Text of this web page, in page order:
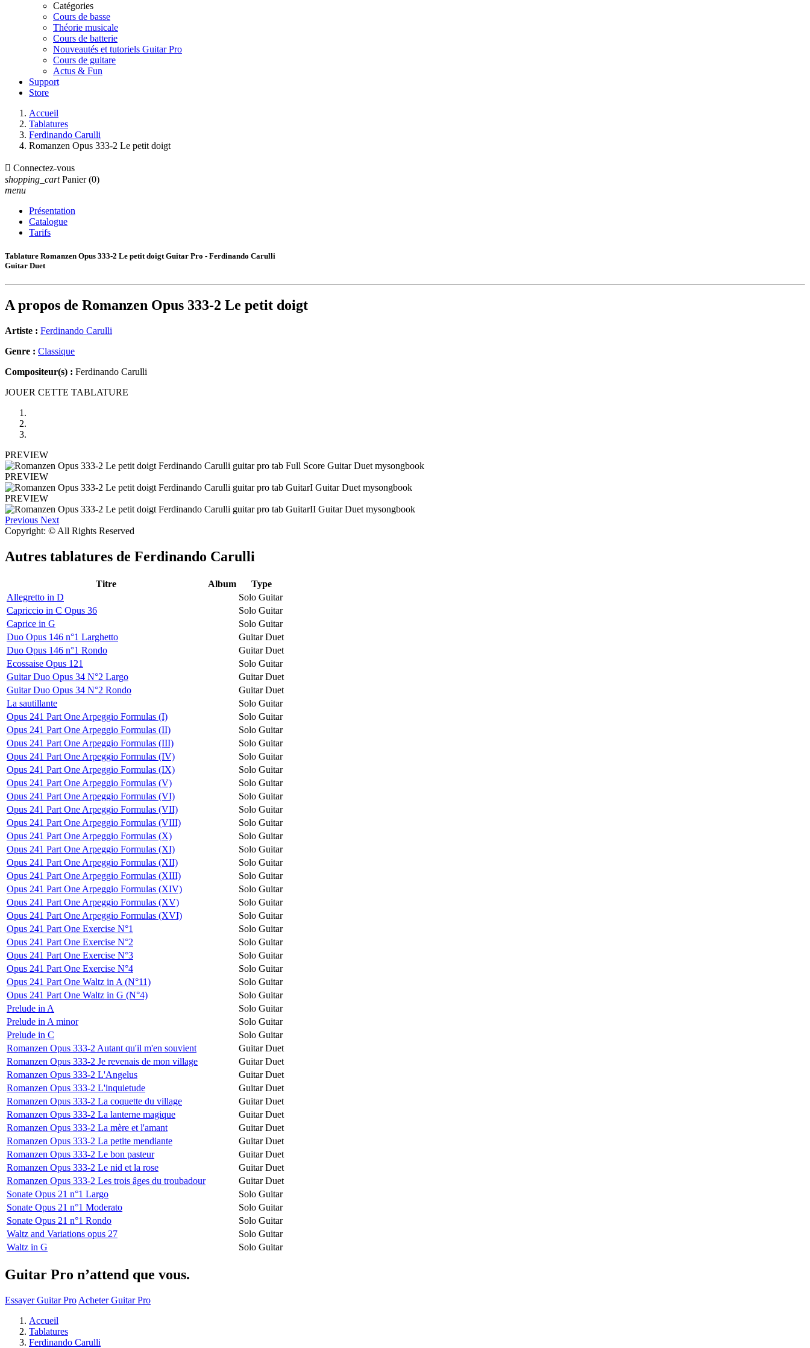
Catégories
Cours de basse
Théorie musicale
Cours de batterie
Nouveautés et tutoriels Guitar Pro
Cours de guitare
Actus & Fun
Support
Store
Accueil
Tablatures
Ferdinando Carulli
Romanzen Opus 333-2 Le petit doigt
 Connectez-vous
shopping_cart Panier (0)
menu
Présentation
Catalogue
Tarifs
Tablature Romanzen Opus 333-2 Le petit doigt Guitar Pro - Ferdinando Carulli
Guitar Duet
A propos de Romanzen Opus 333-2 Le petit doigt
Artiste : Ferdinando Carulli
Genre : Classique
Compositeur(s) : Ferdinando Carulli
JOUER CETTE TABLATURE
PREVIEW
PREVIEW
PREVIEW
Previous Next
Copyright: © All Rights Reserved
Autres tablatures de Ferdinando Carulli
Titre Album
Type
Allegretto in D
Solo Guitar
Capriccio in C Opus 36
Solo Guitar
Caprice in G
Solo Guitar
Duo Opus 146 n°1 Larghetto
Guitar Duet
Duo Opus 146 n°1 Rondo
Guitar Duet
Ecossaise Opus 121
Solo Guitar
Guitar Duo Opus 34 N°2 Largo
Guitar Duet
Guitar Duo Opus 34 N°2 Rondo
Guitar Duet
La sautillante
Solo Guitar
Opus 241 Part One Arpeggio Formulas (I)
Solo Guitar
Opus 241 Part One Arpeggio Formulas (II)
Solo Guitar
Opus 241 Part One Arpeggio Formulas (III)
Solo Guitar
Opus 241 Part One Arpeggio Formulas (IV)
Solo Guitar
Opus 241 Part One Arpeggio Formulas (IX)
Solo Guitar
Opus 241 Part One Arpeggio Formulas (V)
Solo Guitar
Opus 241 Part One Arpeggio Formulas (VI)
Solo Guitar
Opus 241 Part One Arpeggio Formulas (VII)
Solo Guitar
Opus 241 Part One Arpeggio Formulas (VIII)
Solo Guitar
Opus 241 Part One Arpeggio Formulas (X)
Solo Guitar
Opus 241 Part One Arpeggio Formulas (XI)
Solo Guitar
Opus 241 Part One Arpeggio Formulas (XII)
Solo Guitar
Opus 241 Part One Arpeggio Formulas (XIII)
Solo Guitar
Opus 241 Part One Arpeggio Formulas (XIV)
Solo Guitar
Opus 241 Part One Arpeggio Formulas (XV)
Solo Guitar
Opus 241 Part One Arpeggio Formulas (XVI)
Solo Guitar
Opus 241 Part One Exercise N°1
Solo Guitar
Opus 241 Part One Exercise N°2
Solo Guitar
Opus 241 Part One Exercise N°3
Solo Guitar
Opus 241 Part One Exercise N°4
Solo Guitar
Opus 241 Part One Waltz in A (N°11)
Solo Guitar
Opus 241 Part One Waltz in G (N°4)
Solo Guitar
Prelude in A
Solo Guitar
Prelude in A minor
Solo Guitar
Prelude in C
Solo Guitar
Romanzen Opus 333-2 Autant qu'il m'en souvient
Guitar Duet
Romanzen Opus 333-2 Je revenais de mon village
Guitar Duet
Romanzen Opus 333-2 L'Angelus
Guitar Duet
Romanzen Opus 333-2 L'inquietude
Guitar Duet
Romanzen Opus 333-2 La coquette du village
Guitar Duet
Romanzen Opus 333-2 La lanterne magique
Guitar Duet
Romanzen Opus 333-2 La mère et l'amant
Guitar Duet
Romanzen Opus 333-2 La petite mendiante
Guitar Duet
Romanzen Opus 333-2 Le bon pasteur
Guitar Duet
Romanzen Opus 333-2 Le nid et la rose
Guitar Duet
Romanzen Opus 333-2 Les trois âges du troubadour
Guitar Duet
Sonate Opus 21 n°1 Largo
Solo Guitar
Sonate Opus 21 n°1 Moderato
Solo Guitar
Sonate Opus 21 n°1 Rondo
Solo Guitar
Waltz and Variations opus 27
Solo Guitar
Waltz in G
Solo Guitar
Guitar Pro n’attend que vous.
Essayer Guitar Pro Acheter Guitar Pro
Accueil
Tablatures
Ferdinando Carulli